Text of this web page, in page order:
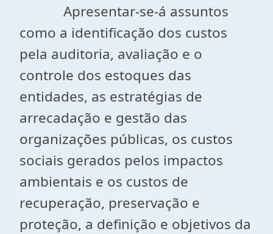
Apresentar-se-á assuntos
como a identificação dos custos
pela auditoria, avaliação e o
controle dos estoques das
entidades, as estratégias de
arrecadação e gestão das
organizações públicas, os custos
sociais gerados pelos impactos
ambientais e os custos de
recuperação, preservação e
proteção, a definição e objetivos da